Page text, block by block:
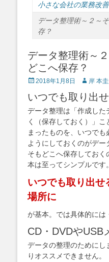
小さな会社の業務改善
データ整理術～２～
存？
データ整理術～
どこへ保存？
Posted
2018年1月8日 Author
岸 本圭
いつでも取り出
データ整理は「作成した
く（保存しておく）」
まったものを、いつで
ようにしておくのがデ
そもどこへ保存してお
本は至ってシンプルです。
いつでも取り出せ
場所に
が基本。では具体的には
CD・DVDやUSB
データの整理のためにし
りオススメできません。